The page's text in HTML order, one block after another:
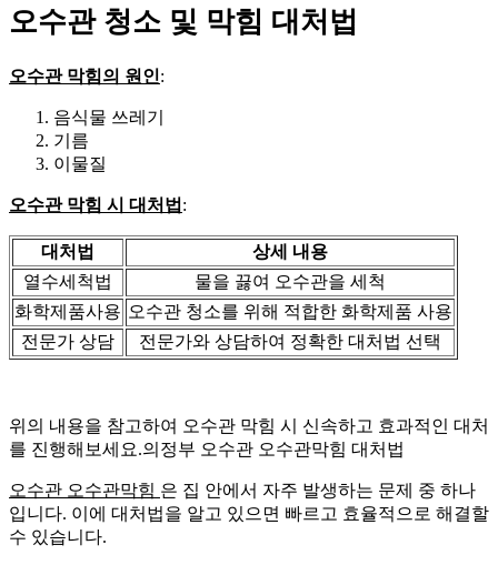
오수관 청소 및 막힘 대처법
오수관 막힘의 원인:
음식물 쓰레기
기름
이물질
오수관 막힘 시 대처법 :
대처법
상세 내용
열수세척법
물을 끓여 오수관을 세척
화학제품사용 오수관 청소를 위해 적합한 화학제품 사용
전문가 상담
전문가와 상담하여 정확한 대처법 선택
위의 내용을 참고하여 오수관 막힘 시 신속하고 효과적인 대처
를 진행해보세요.의정부 오수관 오수관막힘 대처법
오수관 오수관막힘 은 집 안에서 자주 발생하는 문제 중 하나
입니다. 이에 대처법을 알고 있으면 빠르고 효율적으로 해결할
수 있습니다.